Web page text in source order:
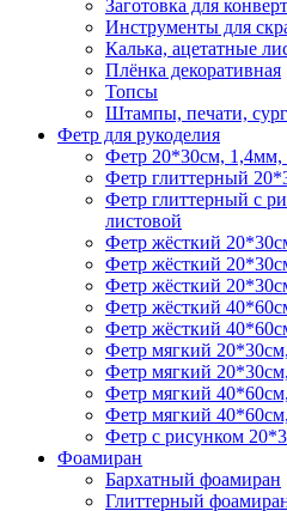
Заготовка для
Инструменты для
Калька, ацетатные
Плёнка декоративная
Топсы
Штампы, печати,
Фетр для рукоделия
Фетр 20*30см, 1,4мм,
Фетр глиттерный
Фетр глиттерный с
листовой
Фетр жёсткий
Фетр жёсткий
Фетр жёсткий
Фетр жёсткий
Фетр жёсткий
Фетр мягкий
Фетр мягкий
Фетр мягкий
Фетр мягкий
Фетр с рисунком
Фоамиран
Бархатный фоамиран
Глиттерный